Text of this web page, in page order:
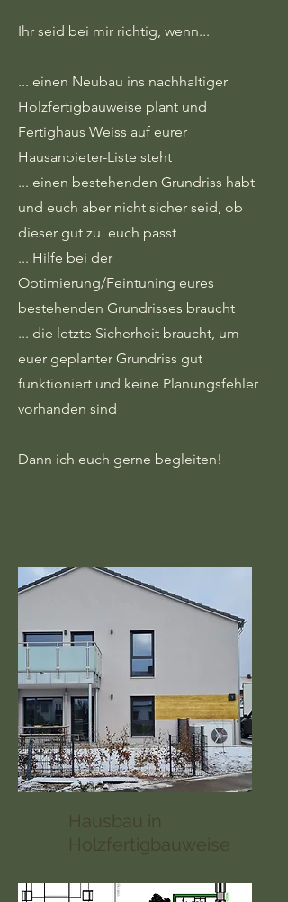
Ihr seid bei mir richtig, wenn...
... einen Neubau ins nachhaltiger
Holzfertigbauweise plant und
Fertighaus Weiss auf eurer
Hausanbieter-Liste steht
... einen bestehenden Grundriss habt
und euch aber nicht sicher seid, ob
dieser gut zu euch passt
... Hilfe bei der
Optimierung/Feintuning eures
bestehenden Grundrisses braucht
... die letzte Sicherheit braucht, um
euer geplanter Grundriss gut
funktioniert und keine Planungsfehler
vorhanden sind
Dann ich euch gerne begleiten!
Hausbau in
Holzfertigbauweise